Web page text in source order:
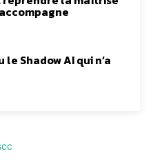
le Shadow AI qui n’a